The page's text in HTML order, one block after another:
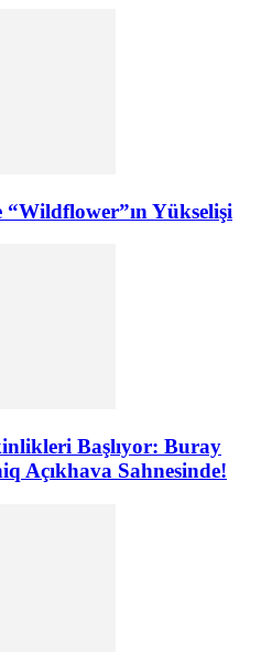
Yükselişi
Başlıyor: Buray
Açıkhava Sahnesinde!